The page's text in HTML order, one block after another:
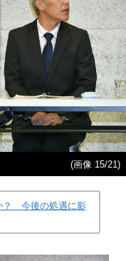
(画像 15/21)
？ 今後の処遇に影